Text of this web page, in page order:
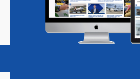
Magazine Podcasts